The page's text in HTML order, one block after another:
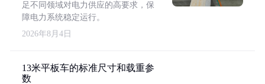
足不同领域对电力供应的高要求，保
障电力系统稳定运行。
2026年8月4日
13米平板车的标准尺寸和载重参
数